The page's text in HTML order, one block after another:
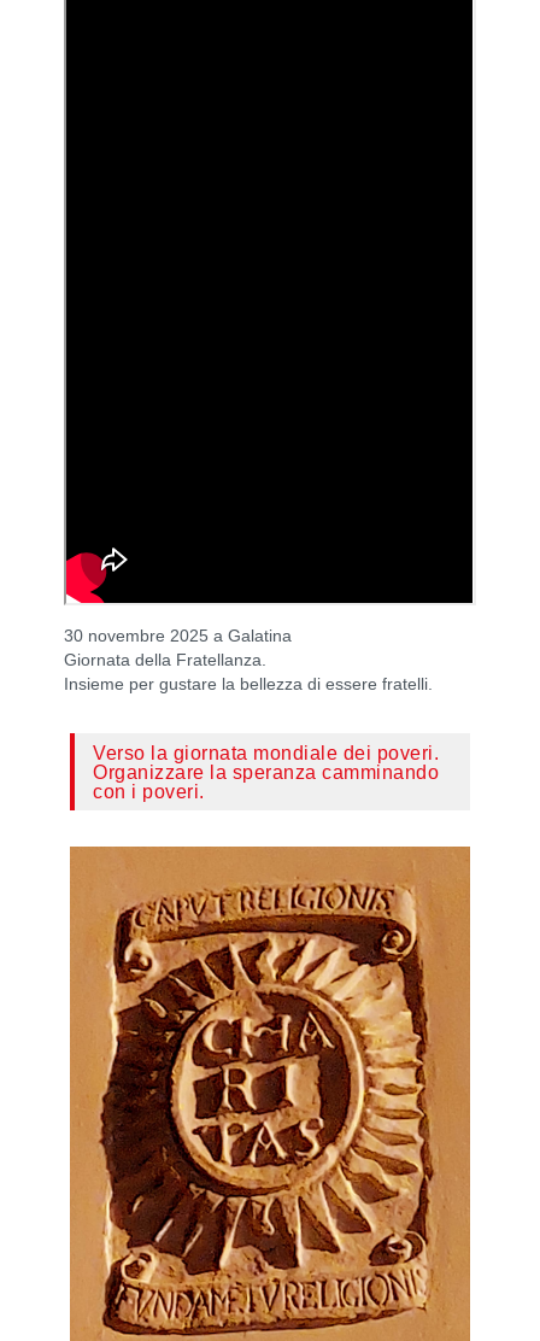
30 novembre 2025 a Galatina
Giornata della Fratellanza.
Insieme per gustare la bellezza di essere fratelli.
Verso la giornata mondiale dei poveri.
Organizzare la speranza camminando
con i poveri.